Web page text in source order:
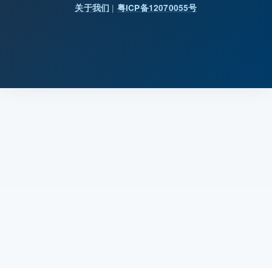
关于我们 | 粤ICP备12070055号